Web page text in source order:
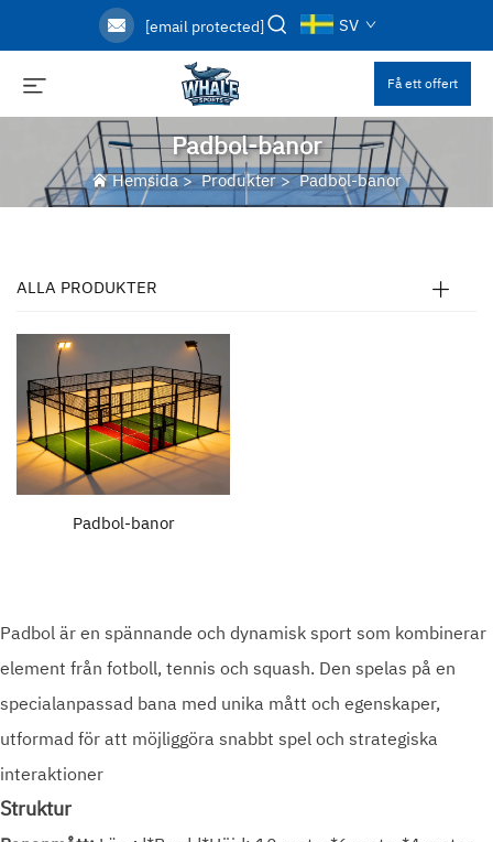
[email protected] SV
Få ett offert
Padbol-banor
Hemsida>Produkter>Padbol-banor
ALLA PRODUKTER
Padbol-banor
Padbol är en spännande och dynamisk sport som kombinerar
element från fotboll, tennis och squash. Den spelas på en
specialanpassad bana med unika mått och egenskaper,
utformad för att möjliggöra snabbt spel och strategiska
interaktioner
Struktur